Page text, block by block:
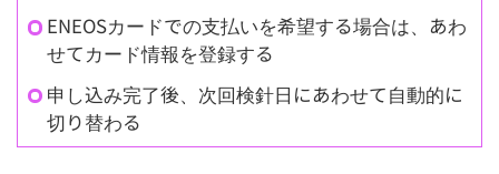
ENEOSカードでの支払いを希望する場合は、あわ
せてカード情報を登録する
申し込み完了後、次回検針日にあわせて自動的に
切り替わる